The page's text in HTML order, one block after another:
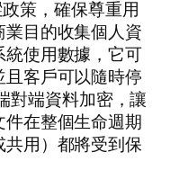
策，確保尊重用
目的收集個人資
使用數據，它可
客戶可以隨時停
對端資料加密，讓
在整個生命週期
用）都將受到保